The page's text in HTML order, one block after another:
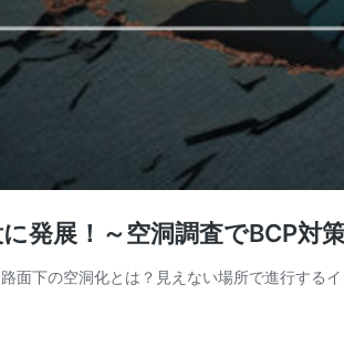
発展！～空洞調査でBCP対
下の空洞化とは？見えない場所で進行す